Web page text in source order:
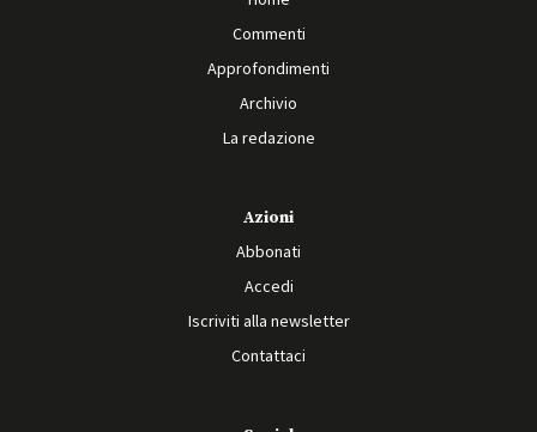
Commenti
Approfondimenti
Archivio
La redazione
Azioni
Abbonati
Accedi
Iscriviti alla newsletter
Contattaci